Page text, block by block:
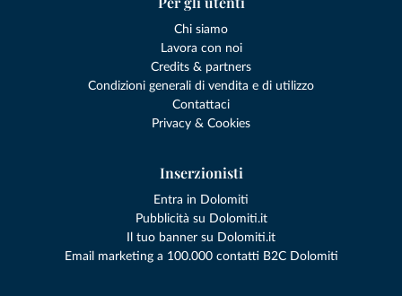
Chi siamo
Lavora con noi
Credits & partners
Condizioni generali di vendita e di utilizzo
Contattaci
Privacy & Cookies
Inserzionisti
Entra in Dolomiti
Pubblicità su Dolomiti.it
Il tuo banner su Dolomiti.it
Email marketing a 100.000 contatti B2C Dolomiti